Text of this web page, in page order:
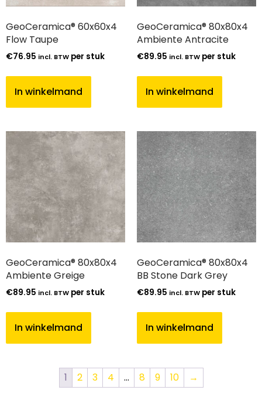
GeoCeramica® 60x60x4
Flow Taupe
€76.95 incl. BTW per stuk
In winkelmand
GeoCeramica® 80x80x4
Ambiente Antracite
€89.95 incl. BTW per stuk
In winkelmand
GeoCeramica® 80x80x4
Ambiente Greige
€89.95 incl. BTW per stuk
In winkelmand
GeoCeramica® 80x80x4
BB Stone Dark Grey
€89.95 incl. BTW per stuk
In winkelmand
1 2 3 4 … 8 9 10 →